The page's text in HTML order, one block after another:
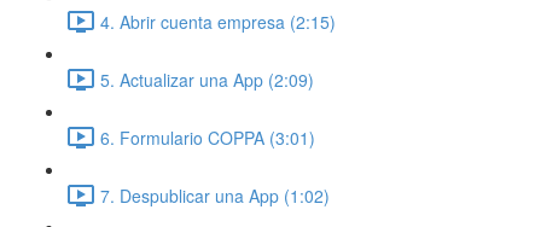
4. Abrir cuenta empresa (2:15)
5. Actualizar una App (2:09)
6. Formulario COPPA (3:01)
7. Despublicar una App (1:02)